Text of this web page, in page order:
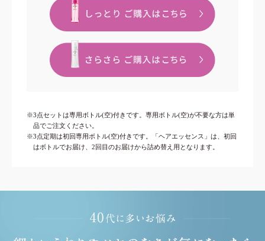
※3点セットは専用ボトル(空)付きです。専用ボトル(空)が不要な方は単
品でご注文ください。
※3点定期は初回専用ボトル(空)付きです。「ヘアエッセンス」は、初回
はボトルでお届け、2回目のお届けから詰め替え用となります。